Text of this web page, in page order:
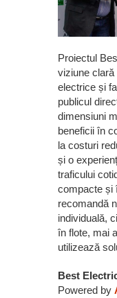
Proiectul
viziune clară
electrice și
publicul
dimensiuni
beneficii în
la costuri
și o
traficului
compacte și
recomandă
individuală,
în flote, mai
utilizează
Best
Powered by